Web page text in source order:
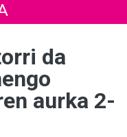
da
aurka 2-